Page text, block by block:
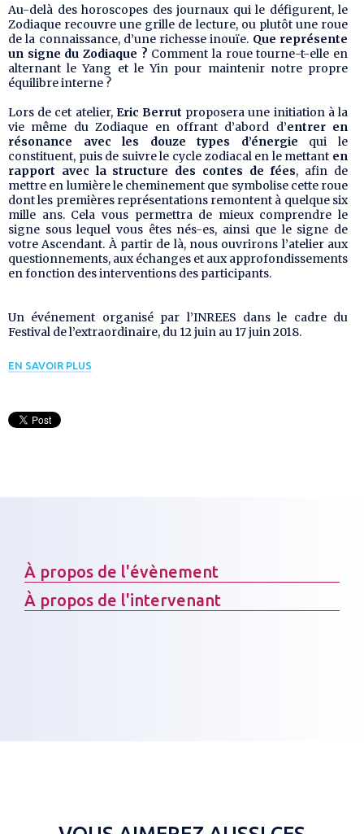
Au-delà des horoscopes des journaux qui le défigurent, le
Zodiaque recouvre une grille de lecture, ou plutôt une roue
de la connaissance, d’une richesse inouïe. Que représente
un signe du Zodiaque ? Comment la roue tourne-t-elle en
alternant le Yang et le Yin pour maintenir notre propre
équilibre interne ?
Lors de cet atelier, Eric Berrut proposera une initiation à la
vie même du Zodiaque en offrant d’abord d’entrer en
résonance avec les douze types d’énergie qui le
constituent, puis de suivre le cycle zodiacal en le mettant en
rapport avec la structure des contes de fées, afin de
mettre en lumière le cheminement que symbolise cette roue
dont les premières représentations remontent à quelque six
mille ans. Cela vous permettra de mieux comprendre le
signe sous lequel vous êtes nés-es, ainsi que le signe de
votre Ascendant. À partir de là, nous ouvrirons l’atelier aux
questionnements, aux échanges et aux approfondissements
en fonction des interventions des participants.
Un événement organisé par l’INREES dans le cadre du
Festival de l’extraordinaire, du 12 juin au 17 juin 2018.
EN SAVOIR PLUS
À propos de l'évènement
À propos de l'intervenant